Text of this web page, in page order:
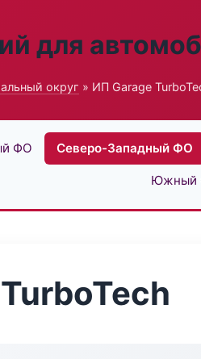
для
округ » ИП Garage
ФО Северо-Западный ФО
Южный